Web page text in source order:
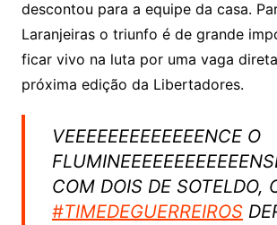
descontou para a equipe da casa.
Laranjeiras o triunfo é de grande
ficar vivo na luta por uma vaga
próxima edição da Libertadores.
VEEEEEEEEEEEEENCE O
COM DOIS DE SOTELDO,
#TIMEDEGUERREIROS